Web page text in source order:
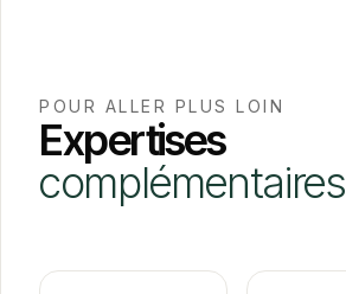
POUR ALLER PLUS LOIN
Expertises
complémentaires